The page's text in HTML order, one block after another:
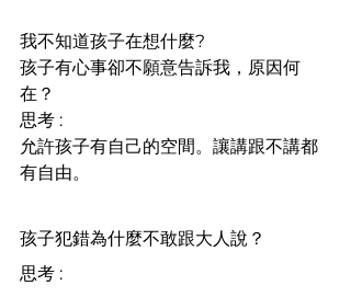
我不知道孩子在想什麼?
孩子有心事卻不願意告訴我，原因何
在？
思考 :
允許孩子有自己的空間。讓講跟不講都
有自由。
孩子犯錯為什麼不敢跟大人說？
思考 :